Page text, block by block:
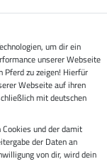
um dir ein
unserer Webseite
Pferd zu zeigen! Hierfür
Webseite auf ihren
mit deutschen
und der damit
der Daten an
von dir, wird dein